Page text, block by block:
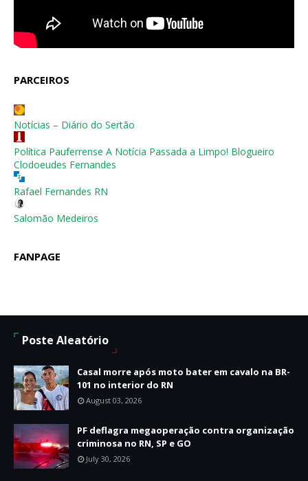
PARCEIROS
Notícias – Diário do Sertão
Política Pauferrense A Notícia Passada a Limpo! Blogueiro
Clodoeudes Fernandes
Rafael Fernandes RN
Salomão Medeiros
FANPAGE
Poste Aleatório
Casal morre após moto bater em cavalo na BR-
101 no interior do RN
August 03, 2026
PF deflagra megaoperação contra organização
criminosa no RN, SP e GO
July 30, 2026